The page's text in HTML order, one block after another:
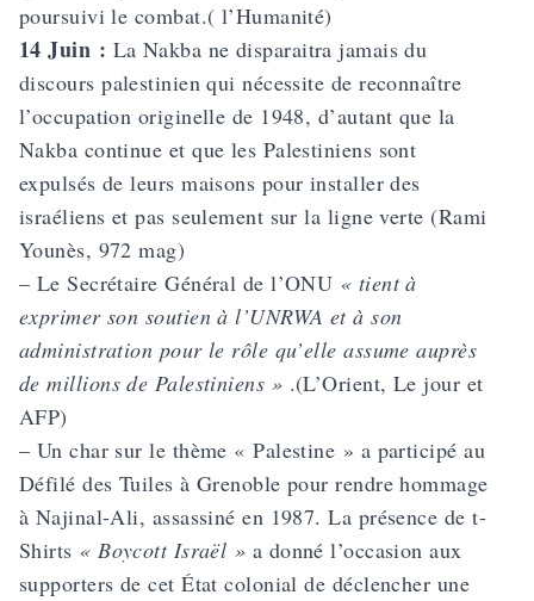
poursuivi le combat.( l’Humanité)
14 Juin : La Nakba ne disparaitra jamais du
discours palestinien qui nécessite de reconnaître
l’occupation originelle de 1948, d’autant que la
Nakba continue et que les Palestiniens sont
expulsés de leurs maisons pour installer des
israéliens et pas seulement sur la ligne verte (Rami
Younès, 972 mag)
– Le Secrétaire Général de l’ONU « tient à
exprimer son soutien à l’UNRWA et à son
administration pour le rôle qu’elle assume auprès
de millions de Palestiniens » .(L’Orient, Le jour et
AFP)
– Un char sur le thème « Palestine » a participé au
Défilé des Tuiles à Grenoble pour rendre hommage
à Najinal-Ali, assassiné en 1987. La présence de t-
Shirts « Boycott Israël » a donné l’occasion aux
supporters de cet État colonial de déclencher une